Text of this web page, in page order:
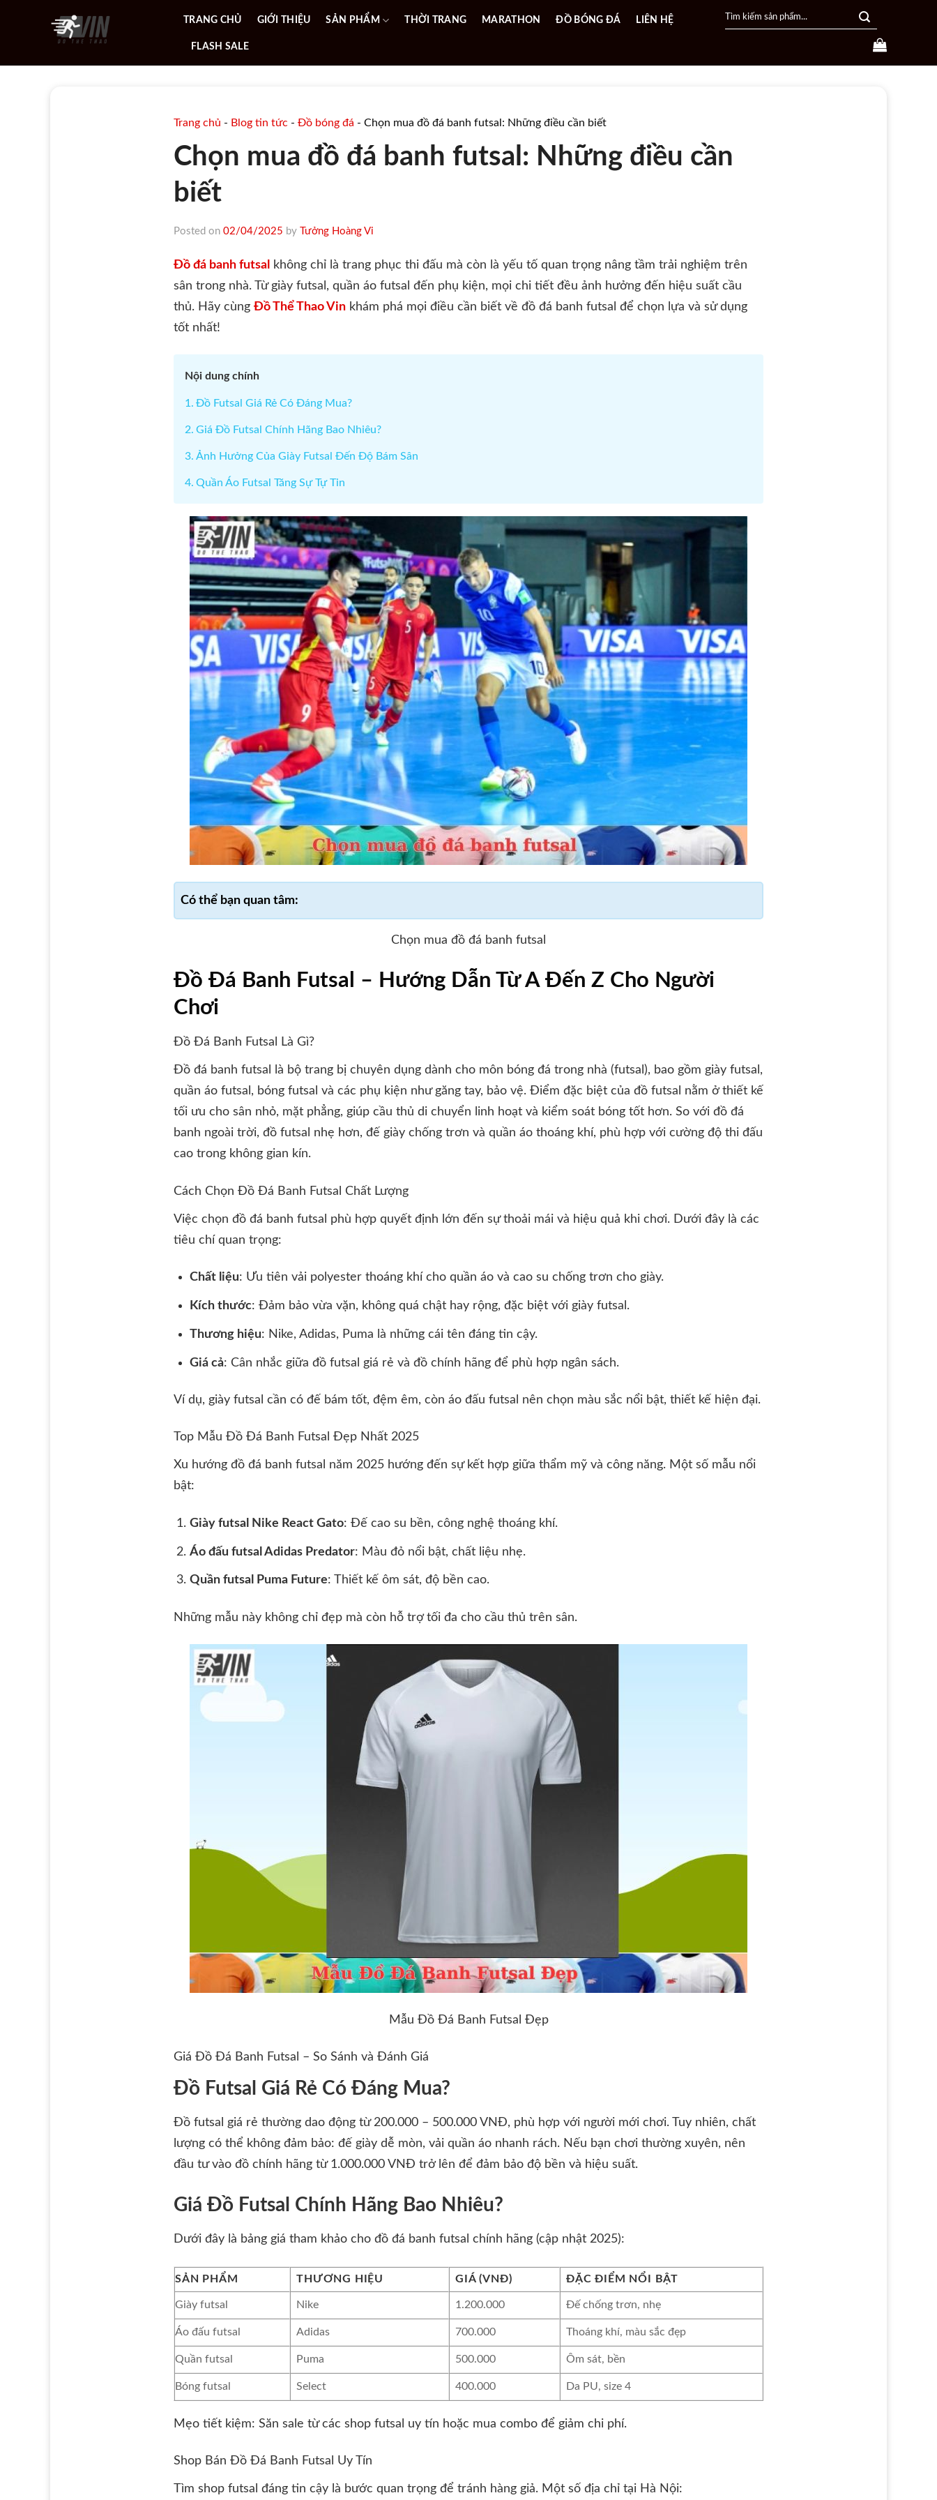
TRANG CHỦ GIỚI THIỆU SẢN PHẨM THỜI TRANG MARATHON ĐỒ BÓNG ĐÁ LIÊN HỆ
FLASH SALE
Search
Trang chủ - Blog tin tức - Đồ bóng đá - Chọn mua đồ đá banh futsal: Những điều cần biết
Chọn mua đồ đá banh futsal: Những điều cần
biết
Posted on 02/04/2025 by Tưởng Hoàng Vi
Đồ đá banh futsal
không chỉ là trang phục thi đấu mà còn là yếu tố quan trọng nâng tầm trải nghiệm trên
sân trong nhà. Từ giày futsal, quần áo futsal đến phụ kiện, mọi chi tiết đều ảnh hưởng đến hiệu suất cầu
thủ. Hãy cùng Đồ Thể Thao Vin khám phá mọi điều cần biết về đồ đá banh futsal để chọn lựa và sử dụng
tốt nhất!
Nội dung chính
Đồ Futsal Giá Rẻ Có Đáng Mua?
Giá Đồ Futsal Chính Hãng Bao Nhiêu?
Ảnh Hưởng Của Giày Futsal Đến Độ Bám Sân
Quần Áo Futsal Tăng Sự Tự Tin
Chọn mua đồ đá banh futsal
Đồ Đá Banh Futsal – Hướng Dẫn Từ A Đến Z Cho Người
Chơi
Đồ Đá Banh Futsal Là Gì?
Đồ đá banh futsal là bộ trang bị chuyên dụng dành cho môn bóng đá trong nhà (futsal), bao gồm giày futsal,
quần áo futsal, bóng futsal và các phụ kiện như găng tay, bảo vệ. Điểm đặc biệt của đồ futsal nằm ở thiết kế
tối ưu cho sân nhỏ, mặt phẳng, giúp cầu thủ di chuyển linh hoạt và kiểm soát bóng tốt hơn. So với đồ đá
banh ngoài trời, đồ futsal nhẹ hơn, đế giày chống trơn và quần áo thoáng khí, phù hợp với cường độ thi đấu
cao trong không gian kín.
Cách Chọn Đồ Đá Banh Futsal Chất Lượng
Việc chọn đồ đá banh futsal phù hợp quyết định lớn đến sự thoải mái và hiệu quả khi chơi. Dưới đây là các
tiêu chí quan trọng:
Chất liệu: Ưu tiên vải polyester thoáng khí cho quần áo và cao su chống trơn cho giày.
Kích thước: Đảm bảo vừa vặn, không quá chật hay rộng, đặc biệt với giày futsal.
Thương hiệu: Nike, Adidas, Puma là những cái tên đáng tin cậy.
Giá cả: Cân nhắc giữa đồ futsal giá rẻ và đồ chính hãng để phù hợp ngân sách.
Ví dụ, giày futsal cần có đế bám tốt, đệm êm, còn áo đấu futsal nên chọn màu sắc nổi bật, thiết kế hiện đại.
Top Mẫu Đồ Đá Banh Futsal Đẹp Nhất 2025
Xu hướng đồ đá banh futsal năm 2025 hướng đến sự kết hợp giữa thẩm mỹ và công năng. Một số mẫu nổi
bật:
Giày futsal Nike React Gato: Đế cao su bền, công nghệ thoáng khí.
Áo đấu futsal Adidas Predator: Màu đỏ nổi bật, chất liệu nhẹ.
Quần futsal Puma Future: Thiết kế ôm sát, độ bền cao.
Những mẫu này không chỉ đẹp mà còn hỗ trợ tối đa cho cầu thủ trên sân.
Mẫu Đồ Đá Banh Futsal Đẹp
Giá Đồ Đá Banh Futsal – So Sánh và Đánh Giá
Đồ Futsal Giá Rẻ Có Đáng Mua?
Đồ futsal giá rẻ thường dao động từ 200.000 – 500.000 VNĐ, phù hợp với người mới chơi. Tuy nhiên, chất
lượng có thể không đảm bảo: đế giày dễ mòn, vải quần áo nhanh rách. Nếu bạn chơi thường xuyên, nên
đầu tư vào đồ chính hãng từ 1.000.000 VNĐ trở lên để đảm bảo độ bền và hiệu suất.
Giá Đồ Futsal Chính Hãng Bao Nhiêu?
Dưới đây là bảng giá tham khảo cho đồ đá banh futsal chính hãng (cập nhật 2025):
SẢN PHẨM THƯƠNG HIỆU GIÁ (VNĐ) ĐẶC ĐIỂM NỔI BẬT
Giày futsal Nike 1.200.000 Đế chống trơn, nhẹ
Áo đấu futsal Adidas 700.000 Thoáng khí, màu sắc đẹp
Quần futsal Puma 500.000 Ôm sát, bền
Bóng futsal Select 400.000 Da PU, size 4
Mẹo tiết kiệm: Săn sale từ các shop futsal uy tín hoặc mua combo để giảm chi phí.
Shop Bán Đồ Đá Banh Futsal Uy Tín
Tìm shop futsal đáng tin cậy là bước quan trọng để tránh hàng giả. Một số địa chỉ tại Hà Nội: